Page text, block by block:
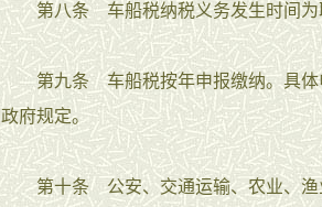
第八条 车船税纳税义务发生时间为取
第九条 车船税按年申报缴纳。具体
政府规定。
第十条 公安、交通运输、农业、渔业